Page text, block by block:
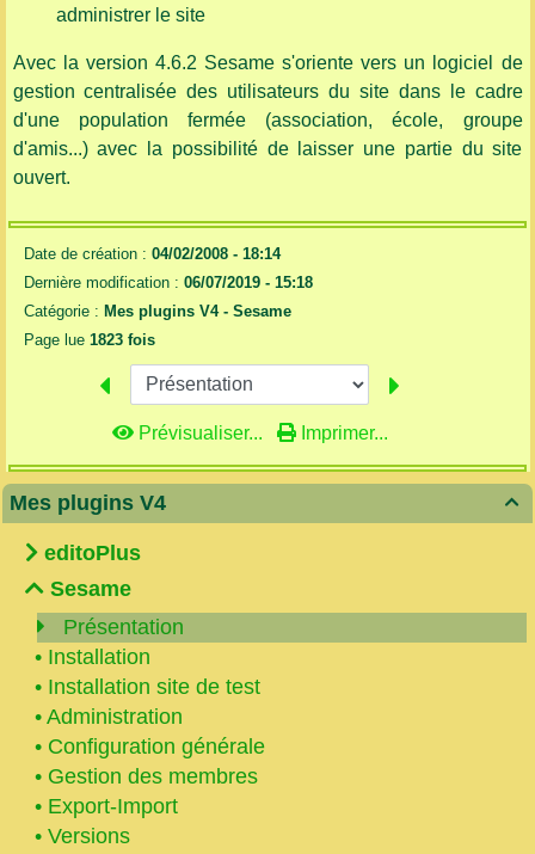

Mes plugins V4
editoPlus
Sesame
Présentation
• Installation
• Installation site de test
• Administration
• Configuration générale
• Gestion des membres
• Export-Import
• Versions
administrer le site
Avec la version 4.6.2 Sesame s'oriente vers un logiciel de
gestion centralisée des utilisateurs du site dans le cadre
d'une population fermée (association, école, groupe
d'amis...) avec la possibilité de laisser une partie du site
ouvert.
Date de création : 04/02/2008 - 18:14
Dernière modification : 06/07/2019 - 15:18
Catégorie : Mes plugins V4 - Sesame
Page lue 1823 fois
Prévisualiser... Imprimer...